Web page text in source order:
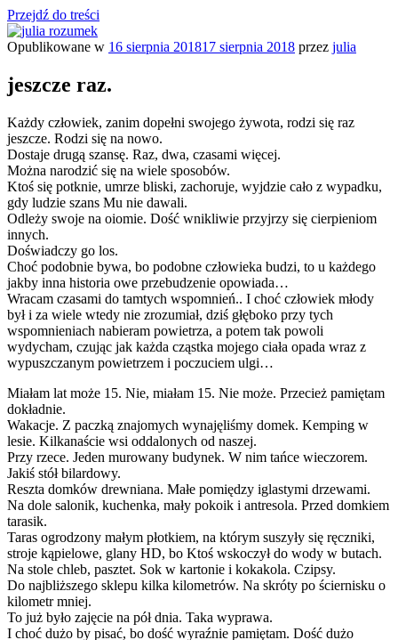
Przejdź do treści
Opublikowane w 16 sierpnia 201817 sierpnia 2018 przez julia
jeszcze raz.
Każdy człowiek, zanim dopełni swojego żywota, rodzi się raz
jeszcze. Rodzi się na nowo.
Dostaje drugą szansę. Raz, dwa, czasami więcej.
Można narodzić się na wiele sposobów.
Ktoś się potknie, umrze bliski, zachoruje, wyjdzie cało z wypadku,
gdy ludzie szans Mu nie dawali.
Odleży swoje na oiomie. Dość wnikliwie przyjrzy się cierpieniom
innych.
Doświadczy go los.
Choć podobnie bywa, bo podobne człowieka budzi, to u każdego
jakby inna historia owe przebudzenie opowiada…
Wracam czasami do tamtych wspomnień.. I choć człowiek młody
był i za wiele wtedy nie zrozumiał, dziś głęboko przy tych
wspomnieniach nabieram powietrza, a potem tak powoli
wydycham, czując jak każda cząstka mojego ciała opada wraz z
wypuszczanym powietrzem i poczuciem ulgi…
Miałam lat może 15. Nie, miałam 15. Nie może. Przecież pamiętam
dokładnie.
Wakacje. Z paczką znajomych wynajęliśmy domek. Kemping w
lesie. Kilkanaście wsi oddalonych od naszej.
Przy rzece. Jeden murowany budynek. W nim tańce wieczorem.
Jakiś stół bilardowy.
Reszta domków drewniana. Małe pomiędzy iglastymi drzewami.
Na dole salonik, kuchenka, mały pokoik i antresola. Przed domkiem
tarasik.
Taras ogrodzony małym płotkiem, na którym suszyły się ręczniki,
stroje kąpielowe, glany HD, bo Ktoś wskoczył do wody w butach.
Na stole chleb, pasztet. Sok w kartonie i kokakola. Czipsy.
Do najbliższego sklepu kilka kilometrów. Na skróty po ściernisku o
kilometr mniej.
To już było zajęcie na pół dnia. Taka wyprawa.
I choć dużo by pisać, bo dość wyraźnie pamiętam. Dość dużo